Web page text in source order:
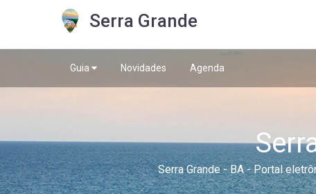
Serra Grande
Guia Novidades Agenda
Serra Grande - BA - Portal